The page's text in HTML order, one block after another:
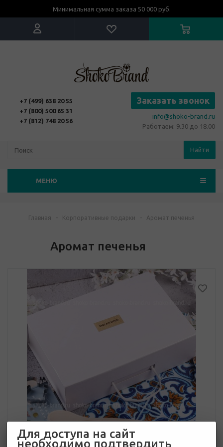
Минимальная сумма заказа 50 000 руб.
+7 (499) 638 20 55
+7 (800) 500 65 31
+7 (812) 748 20 56
Заказать звонок
info@shoko-brand.ru
Работаем: 9.30 до 18.00
Найти
МЕНЮ
Главная - Корпоративные подарки - Аромат печенья
Аромат печенья
Для доступа на сайт
необходимо подтвердить